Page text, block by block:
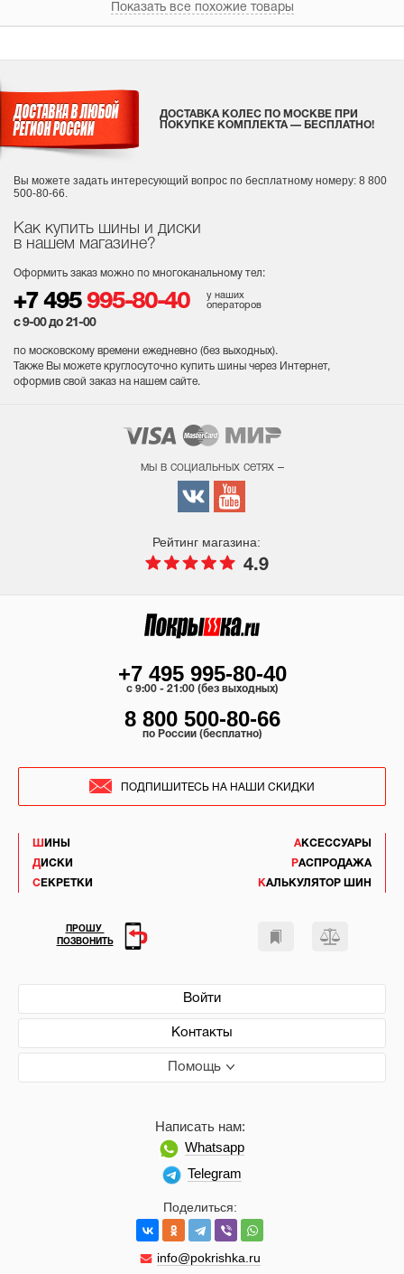
Показать все похожие товары
Как купить шины и диски
в нашем магазине?
Оформить заказ можно по многоканальному тел:
+7 495 995-80-40
у наших
операторов
с 9-00 до 21-00
по московскому времени ежедневно (без выходных).
Также Вы можете круглосуточно купить шины через Интернет,
оформив свой заказ на нашем сайте.
ДОСТАВКА КОЛЕС ПО МОСКВЕ ПРИ
ПОКУПКЕ КОМПЛЕКТА — БЕСПЛАТНО!
Вы можете задать интересующий вопрос по бесплатному номеру: 8 800
500-80-66.
мы в социальных сетях –
Рейтинг магазина:
4.9
ШИНЫ
ДИСКИ
СЕКРЕТКИ
АКСЕССУАРЫ
РАСПРОДАЖА
КАЛЬКУЛЯТОР ШИН
Войти
Контакты
Помощь
Поделиться:
info@pokrishka.ru
Написать нам:
Whatsapp
Telegram
+7 495 995-80-40
c 9:00 - 21:00 (без выходных)
8 800 500-80-66
по России (бесплатно)
ПОДПИШИТЕСЬ НА НАШИ СКИДКИ
ПРОШУ
ПОЗВОНИТЬ